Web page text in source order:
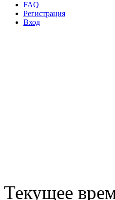
FAQ
Регистрация
Вход
Текущее